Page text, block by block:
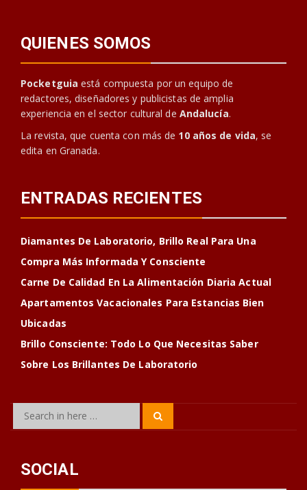
QUIENES SOMOS
Pocketguia está compuesta por un equipo de
redactores, diseñadores y publicistas de amplia
experiencia en el sector cultural de Andalucía.
La revista, que cuenta con más de 10 años de vida, se
edita en Granada.
ENTRADAS RECIENTES
Diamantes De Laboratorio, Brillo Real Para Una
Compra Más Informada Y Consciente
Carne De Calidad En La Alimentación Diaria Actual
Apartamentos Vacacionales Para Estancias Bien
Ubicadas
Brillo Consciente: Todo Lo Que Necesitas Saber
Sobre Los Brillantes De Laboratorio
Search
SOCIAL